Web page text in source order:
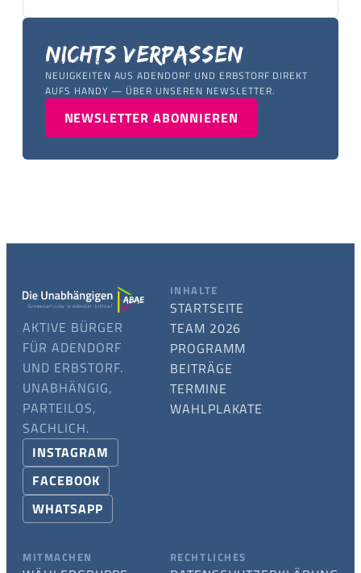
Nichts verpassen
NEUIGKEITEN AUS ADENDORF UND ERBSTORF DIREKT
AUFS HANDY — ÜBER UNSEREN NEWSLETTER.
NEWSLETTER ABONNIEREN
AKTIVE BÜRGER
FÜR ADENDORF
UND ERBSTORF.
UNABHÄNGIG,
PARTEILOS,
SACHLICH.
INSTAGRAM
FACEBOOK
WHATSAPP
INHALTE
STARTSEITE
TEAM 2026
PROGRAMM
BEITRÄGE
TERMINE
WAHLPLAKATE
MITMACHEN RECHTLICHES